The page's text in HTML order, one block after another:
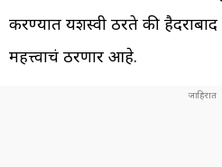
करण्यात यशस्वी ठरते की
महत्त्वाचं ठरणार आहे.